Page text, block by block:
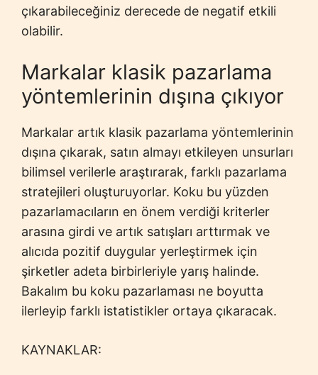
çıkarabileceğiniz derecede de negatif etkili
olabilir.
Markalar klasik pazarlama
yöntemlerinin dışına çıkıyor
Markalar artık klasik pazarlama yöntemlerinin
dışına çıkarak, satın almayı etkileyen unsurları
bilimsel verilerle araştırarak, farklı pazarlama
stratejileri oluşturuyorlar. Koku bu yüzden
pazarlamacıların en önem verdiği kriterler
arasına girdi ve artık satışları arttırmak ve
alıcıda pozitif duygular yerleştirmek için
şirketler adeta birbirleriyle yarış halinde.
Bakalım bu koku pazarlaması ne boyutta
ilerleyip farklı istatistikler ortaya çıkaracak.
KAYNAKLAR: